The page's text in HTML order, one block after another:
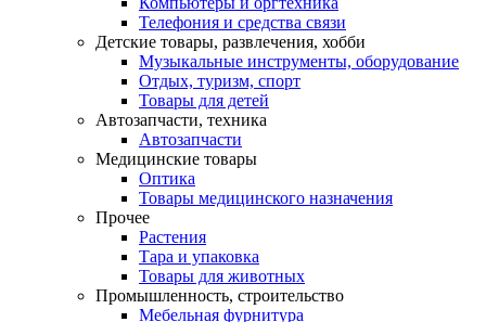
Телефония и средства связи
Детские товары, развлечения, хобби
Музыкальные инструменты, оборудование
Отдых, туризм, спорт
Товары для детей
Автозапчасти, техника
Автозапчасти
Медицинские товары
Оптика
Товары медицинского назначения
Прочее
Растения
Тара и упаковка
Товары для животных
Промышленность, строительство
Мебельная фурнитура